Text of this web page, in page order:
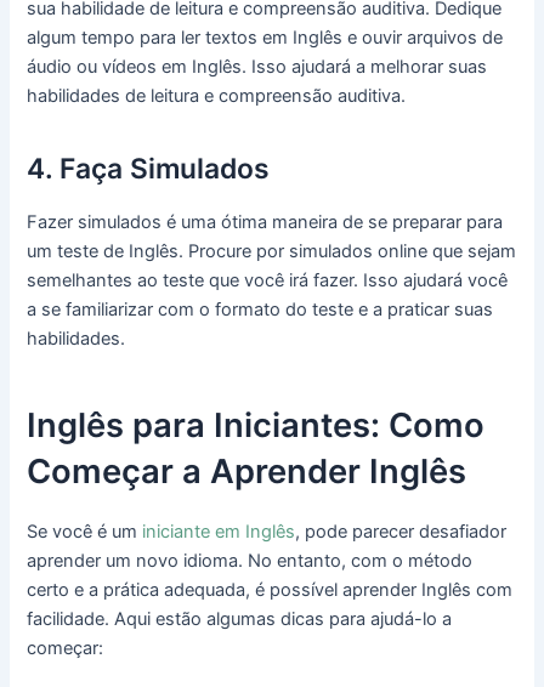
sua habilidade de leitura e compreensão auditiva. Dedique
algum tempo para ler textos em Inglês e ouvir arquivos de
áudio ou vídeos em Inglês. Isso ajudará a melhorar suas
habilidades de leitura e compreensão auditiva.
4. Faça Simulados
Fazer simulados é uma ótima maneira de se preparar para
um teste de Inglês. Procure por simulados online que sejam
semelhantes ao teste que você irá fazer. Isso ajudará você
a se familiarizar com o formato do teste e a praticar suas
habilidades.
Inglês para Iniciantes: Como
Começar a Aprender Inglês
Se você é um iniciante em Inglês, pode parecer desafiador
aprender um novo idioma. No entanto, com o método
certo e a prática adequada, é possível aprender Inglês com
facilidade. Aqui estão algumas dicas para ajudá-lo a
começar: